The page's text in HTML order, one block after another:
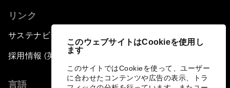
このウェブサイトはCookieを使用し
ます
このサイトではCookieを使って、ユーザー
に合わせたコンテンツや広告の表示、トラ
リンク
サステナビリティへの取り組み
採用情報 (英語のみ)
言語